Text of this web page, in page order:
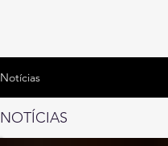
Notícias
NOTÍCIAS